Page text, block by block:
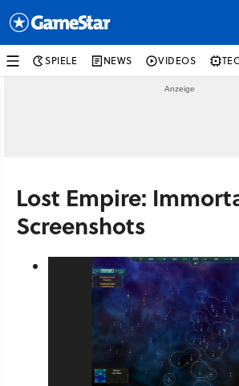
SPIELE NEWS VIDEOS
Lost Empire:
Screenshots